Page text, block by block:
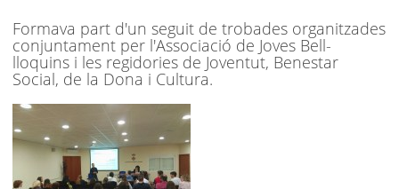
SEU ELECTRÒNICA
BELL-LLOC SOLUCIONA
Formava part d'un seguit de trobades organitzades
conjuntament per l'Associació de Joves Bell-
lloquins i les regidories de Joventut, Benestar
Social, de la Dona i Cultura.